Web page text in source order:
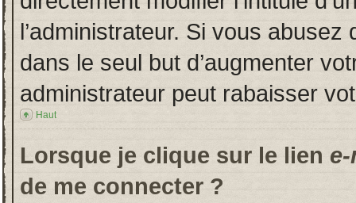
l’administrateur. Si vous
dans le seul but d’augmenter
administrateur peut rabaisser
Haut
Lorsque je clique sur le lien
de me connecter ?